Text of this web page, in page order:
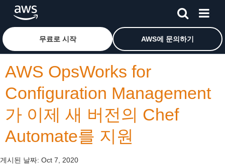
메인 콘텐츠로 건너뛰기Amazon Web Services 홈 페이지로 돌아가려면 여기를 클
무료로 시작 AWS에 문의하기
AWS OpsWorks for
Configuration Management
가 이제 새 버전의 Chef
Automate를 지원
게시된 날짜: Oct 7, 2020